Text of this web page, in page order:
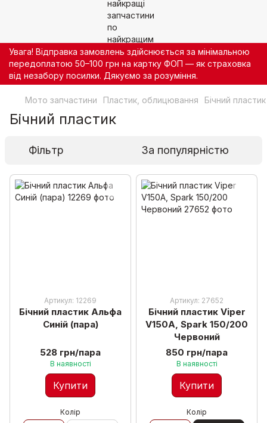
Увага! Відправка замовлень здійснюється за мінімальною
передоплатою 50–100 грн на картку ФОП — як страховка
від незабору посилки. Дякуємо за розуміння.
Мото запчастини Пластик, облицювання Бічний пластик
Бічний пластик
Фільтр За популярністю
Артикул: 12269
Бічний пластик Альфа
Синій (пара)
528 грн/пара
В наявності
Купити
Колір
Артикул: 27652
Бічний пластик Viper
V150A, Spark 150/200
Червоний
850 грн/пара
В наявності
Купити
Колір